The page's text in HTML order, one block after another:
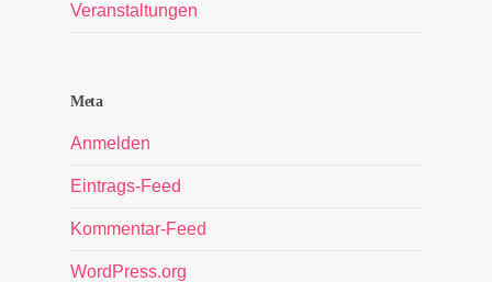
Veranstaltungen
Meta
Anmelden
Eintrags-Feed
Kommentar-Feed
WordPress.org